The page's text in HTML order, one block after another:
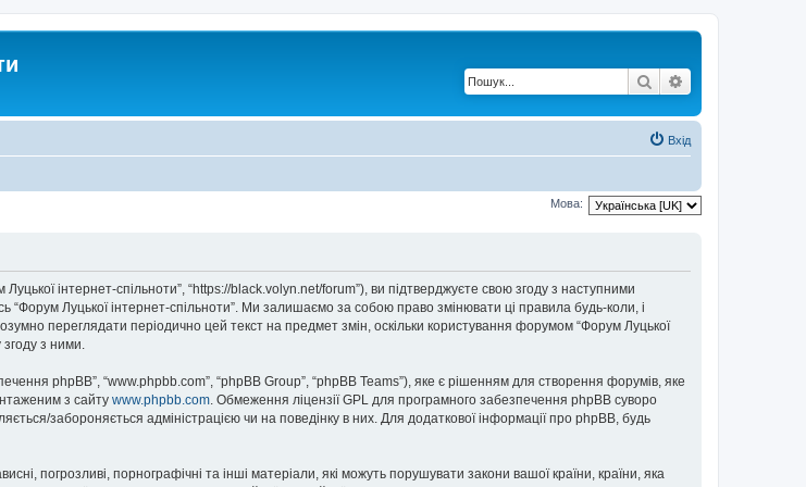
Пошук
Вхід
Мова:
інтернет-спільноти”, “https://black.volyn.net/forum”), ви підтверджуєте свою згоду з наступними
Луцької інтернет-спільноти”. Ми залишаємо за собою право змінювати ці правила будь-коли, і
переглядати періодично цей текст на предмет змін, оскільки користування форумом “Форум Луцької
з ними.
phpBB”, “www.phpbb.com”, “phpBB Group”, “phpBB Teams”), яке є рішенням для створення форумів, яке
з сайту www.phpbb.com. Обмеження ліцензії GPL для програмного забезпечення phpBB суворо
забороняється адміністрацією чи на поведінку в них. Для додаткової інформації про phpBB, будь
погрозливі, порнографічні та інші матеріали, які можуть порушувати закони вашої країни, країни, яка